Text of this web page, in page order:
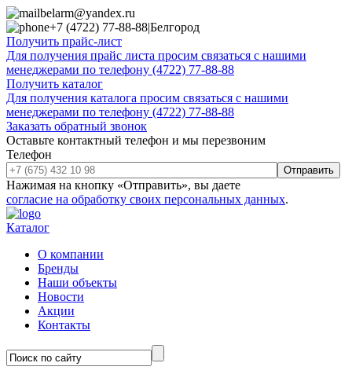
belarm@yandex.ru
+7 (4722) 77-88-88|Белгород
Получить прайс-лист
Для получения прайс листа просим связаться с нашими
менеджерами по телефону (4722) 77-88-88
Получить каталог
Для получения каталога просим связаться с нашими
менеджерами по телефону (4722) 77-88-88
Заказать обратный звонок
Оставьте контактный телефон и мы перезвоним
Телефон
Отправить
Нажимая на кнопку «Отправить», вы даете
согласие на обработку своих персональных данных.
Каталог
О компании
Бренды
Наши объекты
Новости
Акции
Контакты